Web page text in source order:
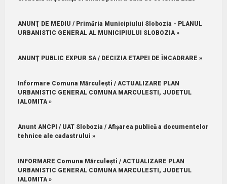
ANUNŢ DE MEDIU / Primăria Municipiului Slobozia - PLANUL
URBANISTIC GENERAL AL MUNICIPIULUI SLOBOZIA »
ANUNŢ PUBLIC EXPUR SA / DECIZIA ETAPEI DE ÎNCADRARE »
Informare Comuna Mărculești / ACTUALIZARE PLAN
URBANISTIC GENERAL COMUNA MARCULESTI, JUDETUL
IALOMITA »
Anunt ANCPI / UAT Slobozia / Afișarea publică a documentelor
tehnice ale cadastrului »
INFORMARE Comuna Mărculești / ACTUALIZARE PLAN
URBANISTIC GENERAL COMUNA MARCULESTI, JUDETUL
IALOMITA »